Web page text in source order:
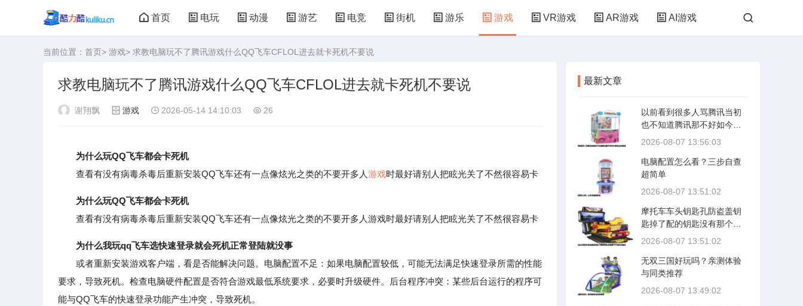
首页 电玩 动漫 游艺 电竞 街机 游乐 游戏 VR游戏 AR游戏 AI游戏
大型游戏 娃娃机 儿童游戏 益智玩具
当前位置： 首页> 游戏> 求教电脑玩不了腾讯游戏什么QQ飞车CFLOL进去就卡死机不要说
求教电脑玩不了腾讯游戏什么QQ飞车CFLOL进去就卡死机不要说
谢翔飘 游戏 2026-05-14 14:10:03 26
为什么玩QQ飞车都会卡死机
查看有没有病毒杀毒后重新安装QQ飞车还有一点像炫光之类的不要开多人游戏时最好请别人把眩光关了不然很容易卡
为什么玩QQ飞车都会卡死机
查看有没有病毒杀毒后重新安装QQ飞车还有一点像炫光之类的不要开多人游戏时最好请别人把眩光关了不然很容易卡
为什么我玩qq飞车选快速登录就会死机正常登陆就没事
或者重新安装游戏客户端，看是否能解决问题。电脑配置不足：如果电脑配置较低，可能无法满足快速登录所需的性能
要求，导致死机。检查电脑硬件配置是否符合游戏最低系统要求，必要时升级硬件。后台程序冲突：某些后台运行的程序可
能与QQ飞车的快速登录功能产生冲突，导致死机。
最新文章
以前看到很多人骂腾讯当初
也不知道腾讯那不好如今腾
讯出的游戏
2026-08-07 13:56:03
电脑配置怎么看？三步自查
超简单
2026-08-07 13:51:02
摩托车车头钥匙孔防盗盖钥
匙掉了配的钥匙没有那个六
边形的磁头
2026-08-07 13:51:02
无双三国好玩吗？亲测体验
与同类推荐
2026-08-07 13:49:02